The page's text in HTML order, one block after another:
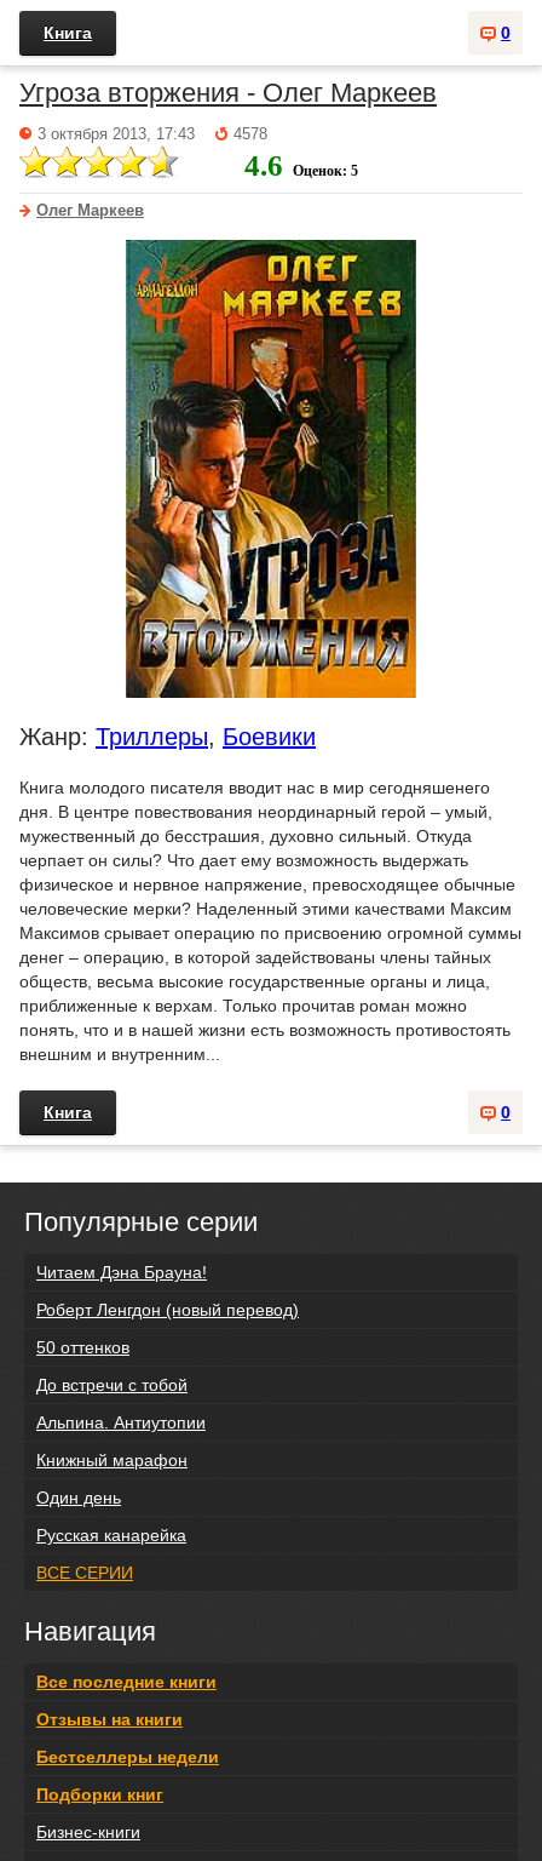
0
Книга
Угроза вторжения - Олег Маркеев
3 октября 2013, 17:43 4578
4.6 Оценок: 5
Олег Маркеев
Жанр: Триллеры, Боевики
Книга молодого писателя вводит нас в мир сегодняшенего
дня. В центре повествования неординарный герой – умый,
мужественный до бесстрашия, духовно сильный. Откуда
черпает он силы? Что дает ему возможность выдержать
физическое и нервное напряжение, превосходящее обычные
человеческие мерки? Наделенный этими качествами Максим
Максимов срывает операцию по присвоению огромной суммы
денег – операцию, в которой задействованы члены тайных
обществ, весьма высокие государственные органы и лица,
приближенные к верхам. Только прочитав роман можно
понять, что и в нашей жизни есть возможность противостоять
внешним и внутренним...
0
Книга
Популярные серии
Читаем Дэна Брауна!
Роберт Ленгдон (новый перевод)
50 оттенков
До встречи с тобой
Альпина. Антиутопии
Книжный марафон
Один день
Русская канарейка
ВСЕ СЕРИИ
Навигация
Все последние книги
Отзывы на книги
Бестселлеры недели
Подборки книг
Бизнес-книги